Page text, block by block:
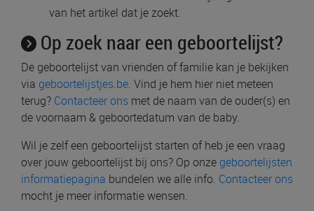
van het artikel dat je zoekt.
Op zoek naar een geboortelijst?
De geboortelijst van vrienden of familie kan je bekijken
via geboortelijstjes.be. Vind je hem hier niet meteen
terug? Contacteer ons met de naam van de ouder(s) en
de voornaam & geboortedatum van de baby.
Wil je zelf een geboortelijst starten of heb je een vraag
over jouw geboortelijst bij ons? Op onze geboortelijsten
informatiepagina bundelen we alle info. Contacteer ons
mocht je meer informatie wensen.